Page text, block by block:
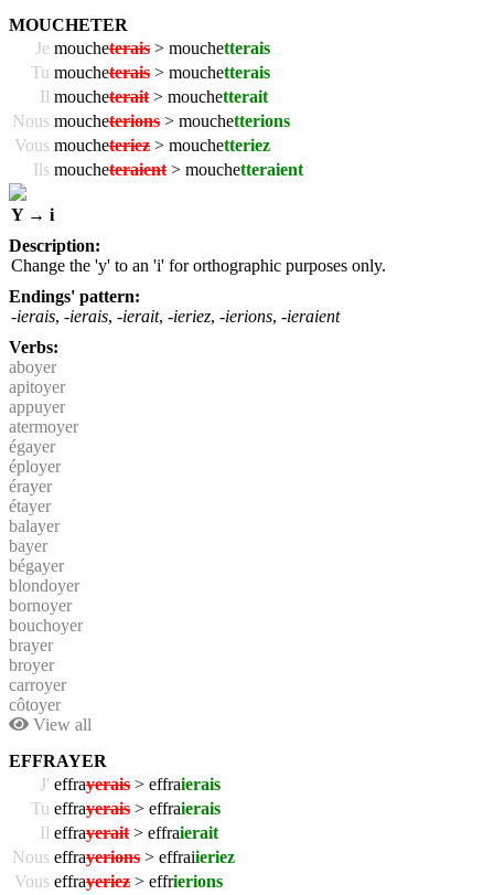
MOUCHETER
Je moucheterais > mouchetterais
Tu moucheterais > mouchetterais
Il moucheterait > mouchetterait
Nous moucheterions > mouchetterions
Vous moucheteriez > mouchetteriez
Ils moucheteraient > mouchetteraient
Y → i
Description:
Change the 'y' to an 'i' for orthographic purposes only.
Endings' pattern:
-ierais, -ierais, -ierait, -ieriez, -ierions, -ieraient
Verbs:
aboyer
apitoyer
appuyer
atermoyer
égayer
éployer
érayer
étayer
balayer
bayer
bégayer
blondoyer
bornoyer
bouchoyer
brayer
broyer
carroyer
côtoyer
View all
EFFRAYER
J' effrayerais > effraierais
Tu effrayerais > effraierais
Il effrayerait > effraierait
Nous effrayerions > effraiieriez
Vous effrayeriez > effrierions